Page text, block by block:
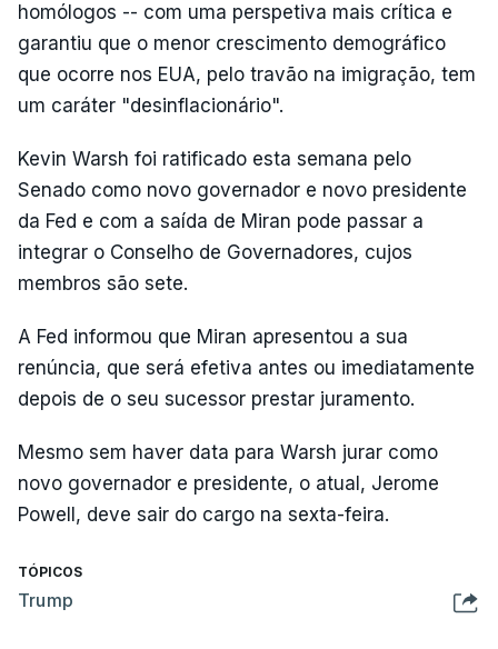
homólogos -- com uma perspetiva mais crítica e
garantiu que o menor crescimento demográfico
que ocorre nos EUA, pelo travão na imigração, tem
um caráter "desinflacionário".
Kevin Warsh foi ratificado esta semana pelo
Senado como novo governador e novo presidente
da Fed e com a saída de Miran pode passar a
integrar o Conselho de Governadores, cujos
membros são sete.
A Fed informou que Miran apresentou a sua
renúncia, que será efetiva antes ou imediatamente
depois de o seu sucessor prestar juramento.
Mesmo sem haver data para Warsh jurar como
novo governador e presidente, o atual, Jerome
Powell, deve sair do cargo na sexta-feira.
TÓPICOS
Trump